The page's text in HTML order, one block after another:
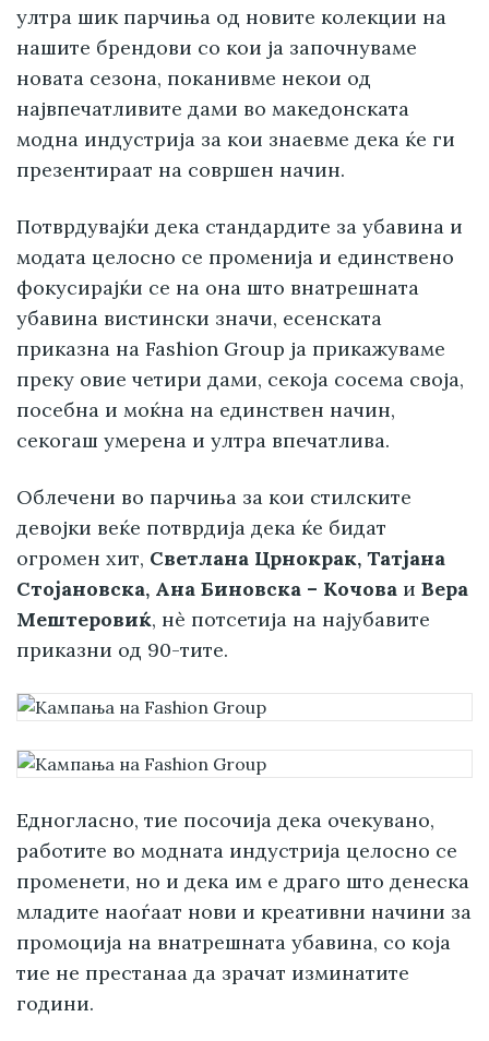
ултра шик парчиња од новите колекции на
нашите брендови со кои ја започнуваме
новата сезона, поканивме некои од
највпечатливите дами во македонската
модна индустрија за кои знаевме дека ќе ги
презентираат на совршен начин.
Потврдувајќи дека стандардите за убавина и
модата целосно се променија и единствено
фокусирајќи се на она што внатрешната
убавина вистински значи, есенската
приказна на Fashion Group ја прикажуваме
преку овие четири дами, секоја сосема своја,
посебна и моќна на единствен начин,
секогаш умерена и ултра впечатлива.
Облечени во парчиња за кои стилските
девојки веќе потврдија дека ќе бидат
огромен хит, Светлана Црнокрак, Татјана
Стојановска, Ана Биновска – Кочова и Вера
Мештеровиќ, нè потсетија на најубавите
приказни од 90-тите.
Едногласно, тие посочија дека очекувано,
работите во модната индустрија целосно се
променети, но и дека им е драго што денеска
младите наоѓаат нови и креативни начини за
промоција на внатрешната убавина, со која
тие не престанаа да зрачат изминатите
години.